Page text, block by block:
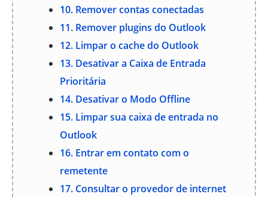
10. Remover contas conectadas
11. Remover plugins do Outlook
12. Limpar o cache do Outlook
13. Desativar a Caixa de Entrada
Prioritária
14. Desativar o Modo Offline
15. Limpar sua caixa de entrada no
Outlook
16. Entrar em contato com o
remetente
17. Consultar o provedor de internet